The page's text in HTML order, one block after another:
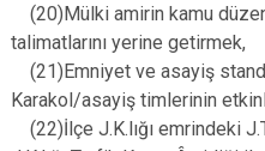
(20)Mülki amirin kamu
talimatlarını yerine getirmek,
(21)Emniyet ve asayiş
Karakol/asayiş timlerinin
(22)İlçe J.K.lığı emrindeki